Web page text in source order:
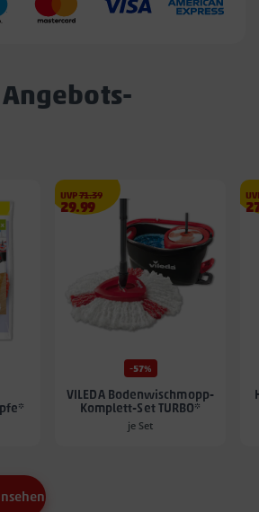
UVP71.39€
Angebotspreis
29.99
29.99
-57%
VILEDA Bodenwischmopp-
Komplett-Set TURBO*
je Set